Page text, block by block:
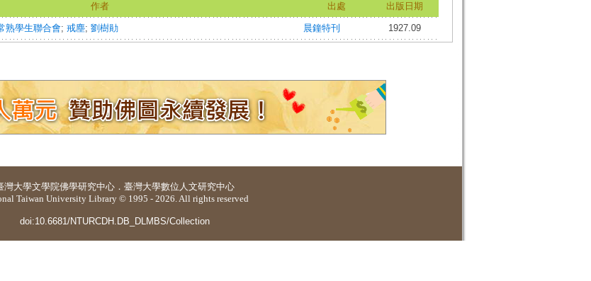
作者 出處 出版日期
熟學生聯合會; 戒塵; 劉樹勛 晨鐘特刊 1927.09
灣大學文學院佛學研究中心 ． 臺灣大學數位人文研究中心
Taiwan University Library © 1995 - 2026. All rights reserved
doi:10.6681/NTURCDH.DB_DLMBS/Collection